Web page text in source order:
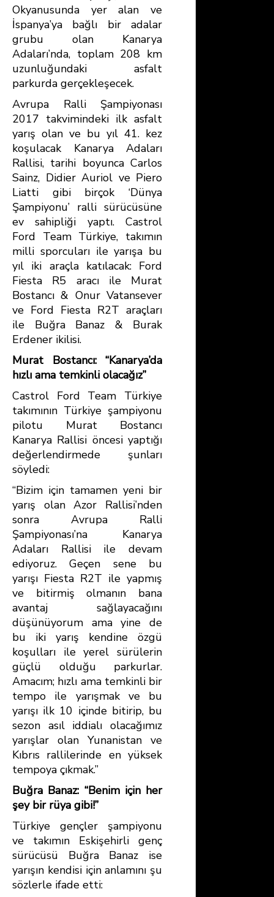
Okyanusunda yer alan ve
İspanya’ya bağlı bir adalar
grubu olan Kanarya
Adaları’nda, toplam 208 km
uzunluğundaki asfalt
parkurda gerçekleşecek.
Avrupa Ralli Şampiyonası
2017 takvimindeki ilk asfalt
yarış olan ve bu yıl 41. kez
koşulacak Kanarya Adaları
Rallisi, tarihi boyunca Carlos
Sainz, Didier Auriol ve Piero
Liatti gibi birçok ‘Dünya
Şampiyonu’ ralli sürücüsüne
ev sahipliği yaptı. Castrol
Ford Team Türkiye, takımın
milli sporcuları ile yarışa bu
yıl iki araçla katılacak: Ford
Fiesta R5 aracı ile Murat
Bostancı & Onur Vatansever
ve Ford Fiesta R2T araçları
ile Buğra Banaz & Burak
Erdener ikilisi.
Murat Bostancı: “Kanarya’da
hızlı ama temkinli olacağız”
Castrol Ford Team Türkiye
takımının Türkiye şampiyonu
pilotu Murat Bostancı
Kanarya Rallisi öncesi yaptığı
değerlendirmede şunları
söyledi:
“Bizim için tamamen yeni bir
yarış olan Azor Rallisi’nden
sonra Avrupa Ralli
Şampiyonası’na Kanarya
Adaları Rallisi ile devam
ediyoruz. Geçen sene bu
yarışı Fiesta R2T ile yapmış
ve bitirmiş olmanın bana
avantaj sağlayacağını
düşünüyorum ama yine de
bu iki yarış kendine özgü
koşulları ile yerel sürülerin
güçlü olduğu parkurlar.
Amacım; hızlı ama temkinli bir
tempo ile yarışmak ve bu
yarışı ilk 10 içinde bitirip, bu
sezon asıl iddialı olacağımız
yarışlar olan Yunanistan ve
Kıbrıs rallilerinde en yüksek
tempoya çıkmak.”
Buğra Banaz: “Benim için her
şey bir rüya gibi!”
Türkiye gençler şampiyonu
ve takımın Eskişehirli genç
sürücüsü Buğra Banaz ise
yarışın kendisi için anlamını şu
sözlerle ifade etti: